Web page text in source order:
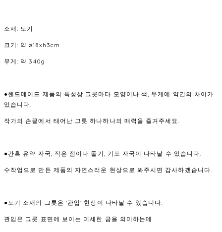
소재: 도기
크기: 약 ø18xh3cm
무게: 약 340g
●핸드메이드 제품의 특성상 그릇마다 모양이나 색, 무게에 약간의 차이가
있습니다.
작가의 손끝에서 태어난 그릇 하나하나의 매력을 즐겨주세요.
●간혹 유약 자국, 작은 점이나 돌기, 기포 자국이 나타날 수 있습니다.
수작업으로 만든 제품의 자연스러운 현상으로 봐주시면 감사하겠습니다.
●도기 소재의 그릇은 '관입' 현상이 나타날 수 있습니다.
관입은 그릇 표면에 보이는 미세한 금을 의미하는데